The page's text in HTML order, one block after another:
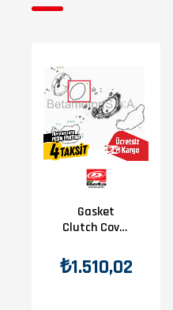
Gasket
Clutch Cover
Orj Yp B8-1
₺1.510,02